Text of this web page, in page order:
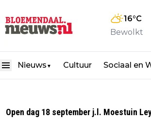
16°C
Bewolkt
Nieuws ▼ Cultuur Sociaal en
Open dag 18 september j.l. Moestuin